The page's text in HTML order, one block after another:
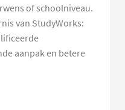
of schoolniveau.
van StudyWorks:
aanpak en betere